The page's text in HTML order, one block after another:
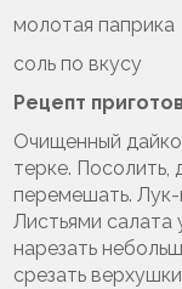
молотая паприка
соль по вкусу
Рецепт
Очищенный
терке. Посолить,
перемешать.
Листьями салата
нарезать
срезать